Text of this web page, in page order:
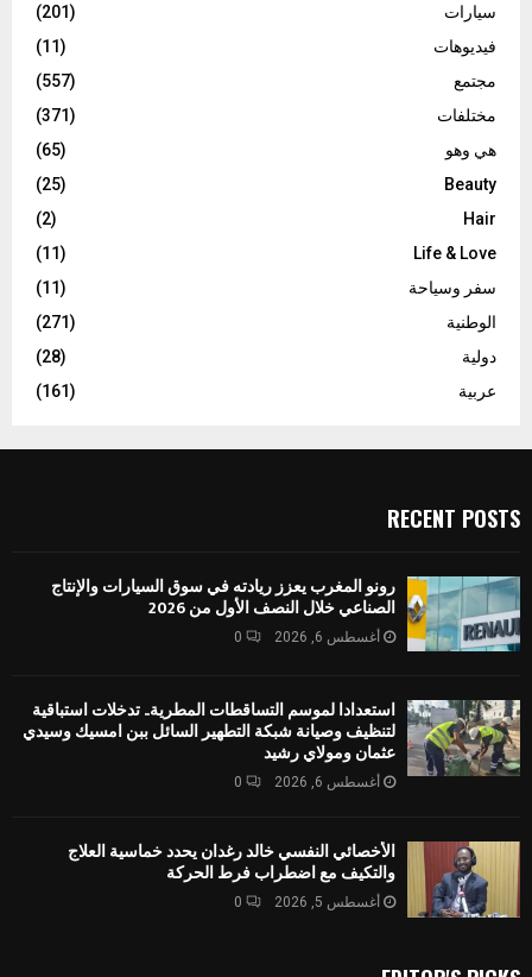
سيارات
(201)
فيديوهات
(11)
مجتمع
(557)
مختلفات
(371)
هي وهو
(65)
Beauty
(25)
Hair
(2)
Life & Love
(11)
سفر وسياحة
(11)
الوطنية
(271)
دولية
(28)
عربية
(161)
RECENT POSTS
رونو المغرب يعزز ريادته في سوق السيارات والإنتاج
الصناعي خلال النصف الأول من 2026
أغسطس 6, 2026 0
استعدادا لموسم التساقطات المطرية.. تدخلات استباقية
لتنظيف وصيانة شبكة التطهير السائل ببن امسيك وسيدي
عثمان ومولاي رشيد
أغسطس 6, 2026 0
الأخصائي النفسي خالد رغدان يحدد خماسية العلاج
والتكيف مع اضطراب فرط الحركة
أغسطس 5, 2026 0